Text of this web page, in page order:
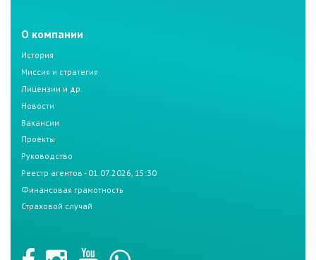
О компании
История
Миссия и стратегия
Лицензии и др.
Новости
Вакансии
Проекты
Руководство
Реестр агентов - 01.07.2026, 15:30
Финансовая грамотность
Страховой случай